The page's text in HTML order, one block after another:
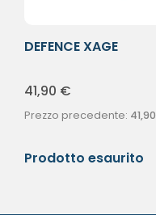
DEFENCE XAGE
41,90 €
Prezzo precedente: 41,90
Prodotto esaurito